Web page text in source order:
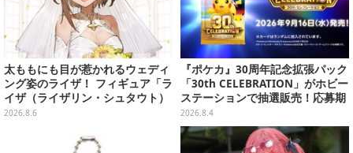
太ももにも目が惹かれるウェディ
ング姿のライザ！ フィギュア「ラ
イザ（ライザリン・シュタウト）
ウェディングStyle」が8月7日よ
2026.8.6
『ポケカ』30周年記念拡張パック
「30th CELEBRATION」がホビー
ステーションで抽選販売！応募期
間は8月6日23時59分まで
2026.8.4